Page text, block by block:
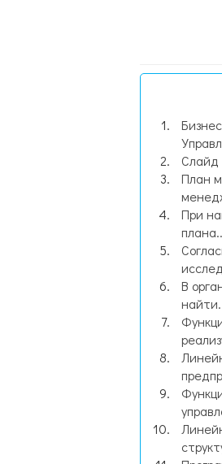
План
При
В